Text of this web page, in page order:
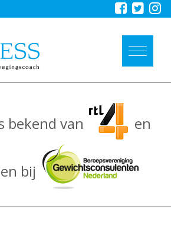
bekend van en
bij